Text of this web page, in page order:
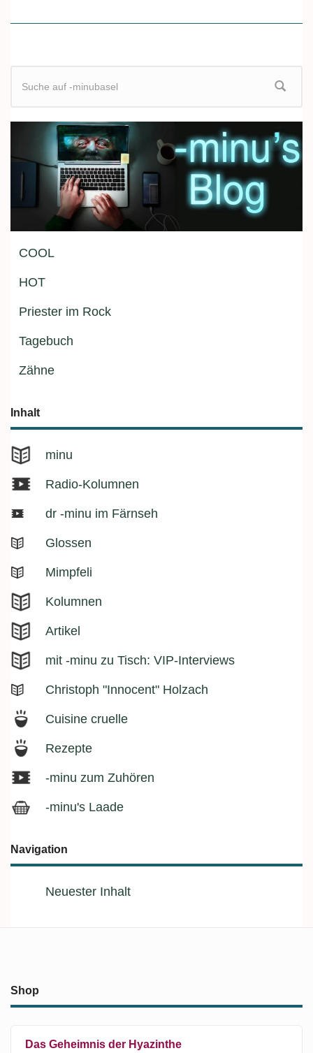
Suchformular
COOL
HOT
Priester im Rock
Tagebuch
Zähne
Inhalt
minu
Radio-Kolumnen
dr -minu im Färnseh
Glossen
Mimpfeli
Kolumnen
Artikel
mit -minu zu Tisch: VIP-Interviews
Christoph "Innocent" Holzach
Cuisine cruelle
Rezepte
-minu zum Zuhören
-minu's Laade
Navigation
Neuester Inhalt
Shop
Das Geheimnis der Hyazinthe